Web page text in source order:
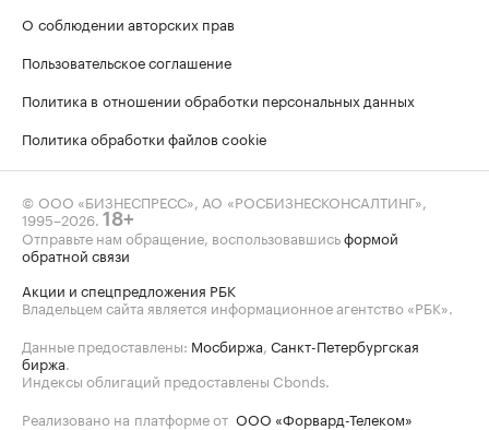
О соблюдении авторских прав
Пользовательское соглашение
Политика в отношении обработки персональных данных
Политика обработки файлов cookie
© ООО «БИЗНЕСПРЕСС», АО «РОСБИЗНЕСКОНСАЛТИНГ»,
1995–2026 18+
Отправьте нам обращение, воспользовавшисьформой
обратной связи
Акции и спецпредложения РБК
Владельцем сайта является информационное агентство «РБК».
Данные предоставлены: Мосбиржа Санкт-Петербургская
биржа
Индексы облигаций предоставлены Cbonds.
Реализовано на платформе от ООО «Форвард-Телеком»